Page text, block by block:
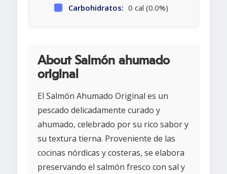
Carbohidratos: 0 cal (0.0%)
About Salmón ahumado
original
El Salmón Ahumado Original es un
pescado delicadamente curado y
ahumado, celebrado por su rico sabor y
su textura tierna. Proveniente de las
cocinas nórdicas y costeras, se elabora
preservando el salmón fresco con sal y